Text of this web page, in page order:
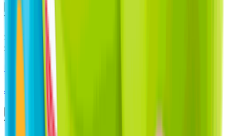
Agregar
Producto sin calificar
$
8.990
$8.990 x un
Juguete Perro Kong Squeakair Pelota 2 un.
Producto sin calificar